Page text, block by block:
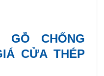
CHỐNG
CỬA THÉP